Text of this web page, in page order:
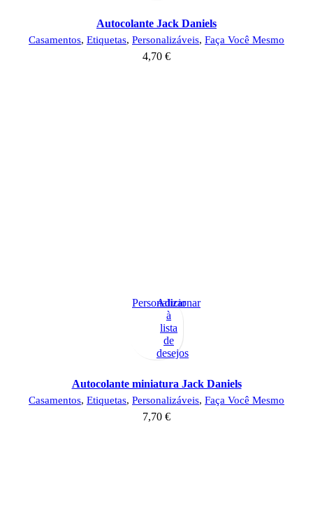
Autocolante Jack Daniels
Casamentos, Etiquetas, Personalizáveis, Faça Você Mesmo
4,70 €
Personalizar
Adicionar
à
lista
de
desejos
Autocolante miniatura Jack Daniels
Casamentos, Etiquetas, Personalizáveis, Faça Você Mesmo
7,70 €